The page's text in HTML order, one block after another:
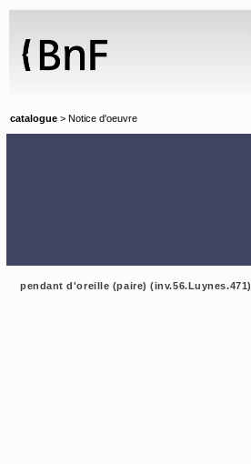
catalogue > Notice d'oeuvre
pendant d'oreille (paire) (inv.56.Luynes.471)